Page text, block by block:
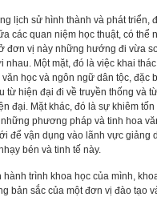
lịch sử hình thành và phát triển,
các quan niệm học thuật, có thể
đơn vị này những hướng đi vừa
nhau. Một mặt, đó là việc khai
học và ngôn ngữ dân tộc, đặc
từ hiện đại đi về truyền thống và
đại. Mặt khác, đó là sự khiêm
phương pháp và tinh hoa
để vận dụng vào lãnh vực giảng
bén và tinh tế này.
hành trình khoa học của mình,
bản sắc của một đơn vị đào tạo